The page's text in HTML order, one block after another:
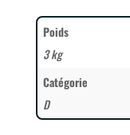
Poids
3 kg
Catégorie
D